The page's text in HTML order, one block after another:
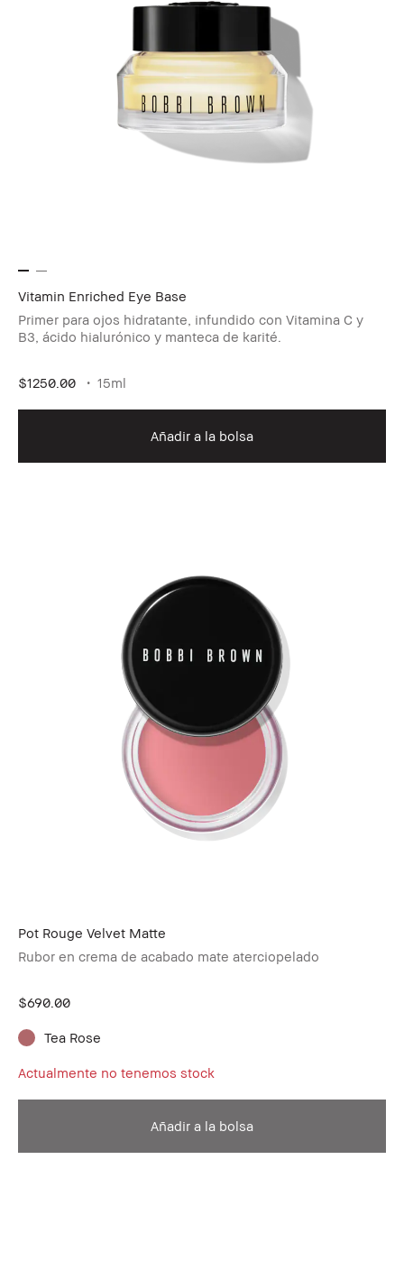
Vitamin Enriched Eye Base
Primer para ojos hidratante, infundido con Vitamina C y
B3, ácido hialurónico y manteca de karité.
$1250.00 15ml
Añadir a la bolsa
Pot Rouge Velvet Matte
Rubor en crema de acabado mate aterciopelado
$690.00
Tea Rose
Actualmente no tenemos stock
Añadir a la bolsa